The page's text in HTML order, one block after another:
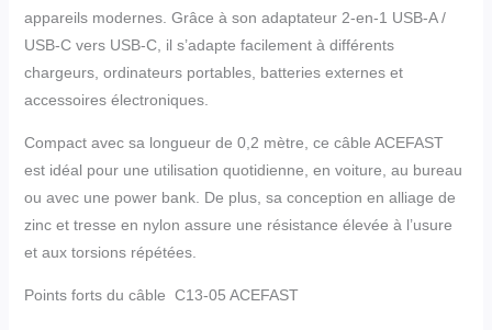
appareils modernes. Grâce à son adaptateur 2-en-1 USB-A /
USB-C vers USB-C, il s’adapte facilement à différents
chargeurs, ordinateurs portables, batteries externes et
accessoires électroniques.
Compact avec sa longueur de 0,2 mètre, ce câble ACEFAST
est idéal pour une utilisation quotidienne, en voiture, au bureau
ou avec une power bank. De plus, sa conception en alliage de
zinc et tresse en nylon assure une résistance élevée à l’usure
et aux torsions répétées.
Points forts du câble C13-05 ACEFAST